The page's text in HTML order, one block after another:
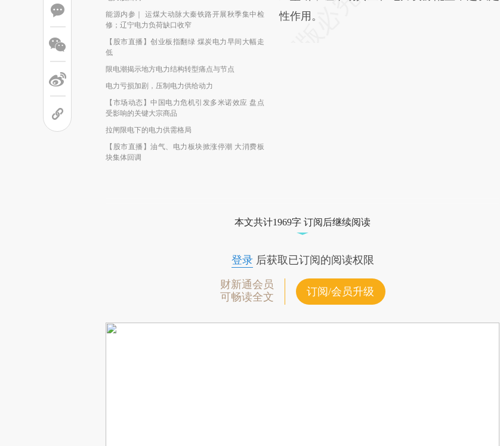
能源内参｜ 运煤大动脉大秦铁路开展秋季集中检
修；辽宁电力负荷缺口收窄
【股市直播】创业板指翻绿 煤炭电力早间大幅走
低
限电潮揭示地方电力结构转型痛点与节点
电力亏损加剧，压制电力供给动力
【市场动态】中国电力危机引发多米诺效应 盘点
受影响的关键大宗商品
拉闸限电下的电力供需格局
【股市直播】油气、电力板块掀涨停潮 大消费板
块集体回调
性作用。
本文共计1969字 订阅后继续阅读
登录后获取已订阅的阅读权限
财新通会员
可畅读全文
订阅/会员升级